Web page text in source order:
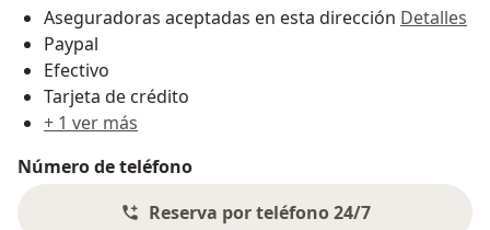
Aseguradoras aceptadas en esta dirección Detalles
Paypal
Efectivo
Tarjeta de crédito
+ 1 ver más
Número de teléfono
Reserva por teléfono 24/7